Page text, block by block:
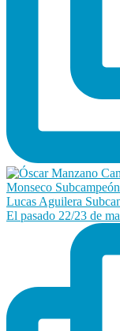
El pasado 22/23 de